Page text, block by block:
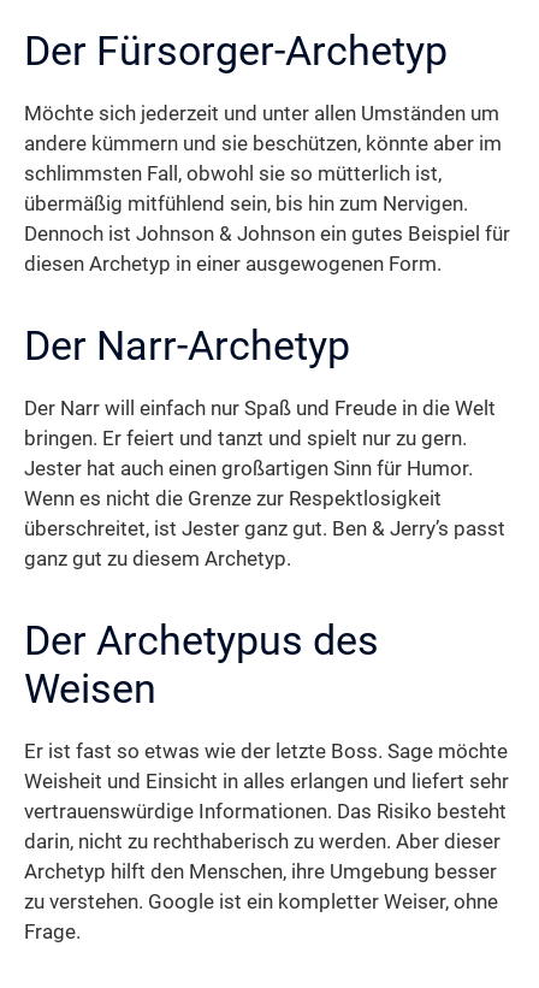
Der Fürsorger-Archetyp
Möchte sich jederzeit und unter allen Umständen um
andere kümmern und sie beschützen, könnte aber im
schlimmsten Fall, obwohl sie so mütterlich ist,
übermäßig mitfühlend sein, bis hin zum Nervigen.
Dennoch ist Johnson & Johnson ein gutes Beispiel für
diesen Archetyp in einer ausgewogenen Form.
Der Narr-Archetyp
Der Narr will einfach nur Spaß und Freude in die Welt
bringen. Er feiert und tanzt und spielt nur zu gern.
Jester hat auch einen großartigen Sinn für Humor.
Wenn es nicht die Grenze zur Respektlosigkeit
überschreitet, ist Jester ganz gut. Ben & Jerry’s passt
ganz gut zu diesem Archetyp.
Der Archetypus des
Weisen
Er ist fast so etwas wie der letzte Boss. Sage möchte
Weisheit und Einsicht in alles erlangen und liefert sehr
vertrauenswürdige Informationen. Das Risiko besteht
darin, nicht zu rechthaberisch zu werden. Aber dieser
Archetyp hilft den Menschen, ihre Umgebung besser
zu verstehen. Google ist ein kompletter Weiser, ohne
Frage.